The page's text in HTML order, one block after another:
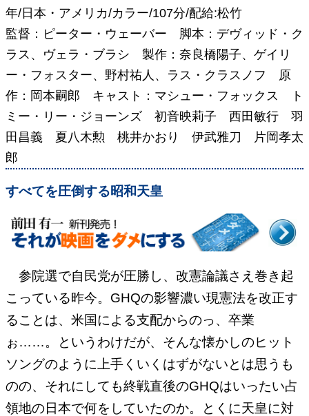
年/日本・アメリカ/カラー/107分/配給:松竹
監督：ピーター・ウェーバー 脚本：デヴィッド・ク
ラス、ヴェラ・ブラシ 製作：奈良橋陽子、ゲイリ
ー・フォスター、野村祐人、ラス・クラスノフ 原
作：岡本嗣郎 キャスト：マシュー・フォックス ト
ミー・リー・ジョーンズ 初音映莉子 西田敏行 羽
田昌義 夏八木勲 桃井かおり 伊武雅刀 片岡孝太
郎
すべてを圧倒する昭和天皇
参院選で自民党が圧勝し、改憲論議さえ巻き起
こっている昨今。GHQの影響濃い現憲法を改正す
ることは、米国による支配からのっ、卒業
ぉ……。というわけだが、そんな懐かしのヒット
ソングのように上手くいくはずがないとは思うも
のの、それにしても終戦直後のGHQはいったい占
領地の日本で何をしていたのか。とくに天皇に対